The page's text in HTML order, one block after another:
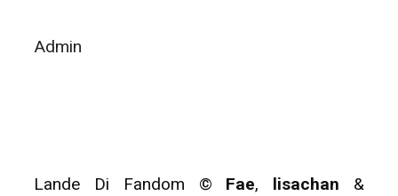
Admin
Lande Di Fandom © Fae, lisachan &